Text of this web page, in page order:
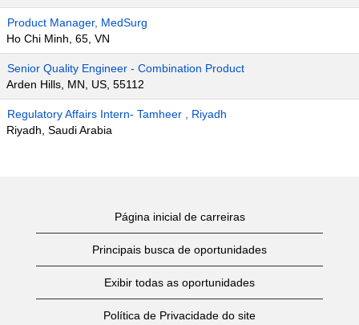
Product Manager, MedSurg
Ho Chi Minh, 65, VN
Senior Quality Engineer - Combination Product
Arden Hills, MN, US, 55112
Regulatory Affairs Intern- Tamheer , Riyadh
Riyadh, Saudi Arabia
Página inicial de carreiras
Principais busca de oportunidades
Exibir todas as oportunidades
Política de Privacidade do site